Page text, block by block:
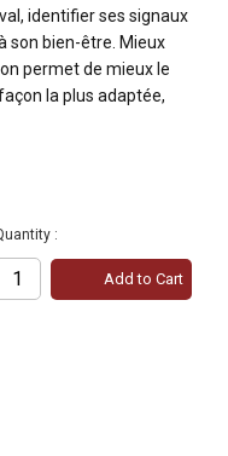
identifier ses signaux
son bien-être. Mieux
permet de mieux le
la plus adaptée,
:
Add to Cart